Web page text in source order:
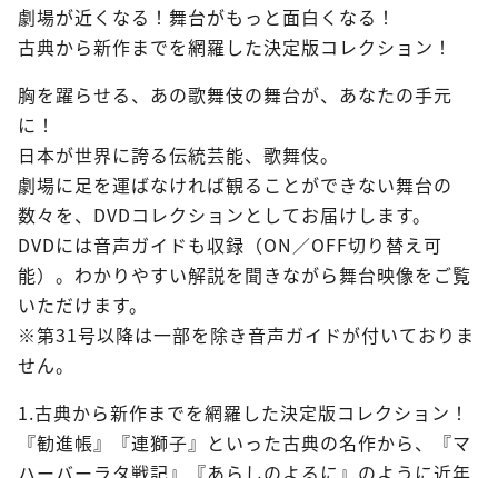
劇場が近くなる！舞台がもっと面白くなる！
古典から新作までを網羅した決定版コレクション！
胸を躍らせる、あの歌舞伎の舞台が、あなたの手元
に！
日本が世界に誇る伝統芸能、歌舞伎。
劇場に足を運ばなければ観ることができない舞台の
数々を、DVDコレクションとしてお届けします。
DVDには音声ガイドも収録（ON／OFF切り替え可
能）。わかりやすい解説を聞きながら舞台映像をご覧
いただけます。
※第31号以降は一部を除き音声ガイドが付いておりま
せん。
1.古典から新作までを網羅した決定版コレクション！
『勧進帳』『連獅子』といった古典の名作から、『マ
ハーバーラタ戦記』『あらしのよるに』のように近年